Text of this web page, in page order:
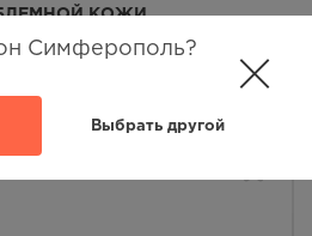
Симферополь?
Выбрать другой
КОЖИ